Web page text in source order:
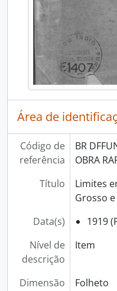
Área de
Código de
referência
BR
OBRA
Título
Limites
Grosso
Data(s)
1919
Nível de
descrição
Item
Dimensão
Folheto